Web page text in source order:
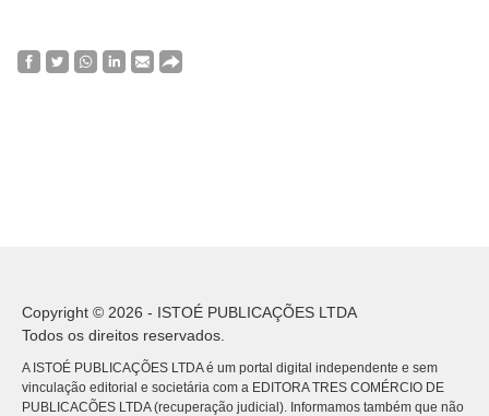
Copyright © 2026 - ISTOÉ PUBLICAÇÕES LTDA
Todos os direitos reservados.
A ISTOÉ PUBLICAÇÕES LTDA é um portal digital independente e sem
vinculação editorial e societária com a EDITORA TRES COMÉRCIO DE
PUBLICACÕES LTDA (recuperação judicial). Informamos também que não